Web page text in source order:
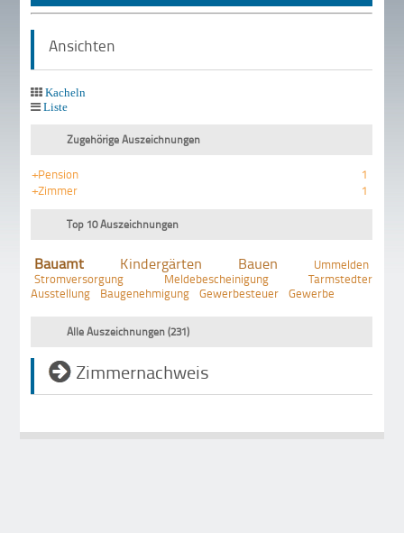
Ansichten
Kacheln
Liste
Zugehörige Auszeichnungen
+Pension
1
+Zimmer
1
Top 10 Auszeichnungen
Bauamt Kindergärten Bauen
Ummelden
Stromversorgung
Meldebescheinigung
Tarmstedter
Ausstellung
Baugenehmigung Gewerbesteuer Gewerbe
Alle Auszeichnungen (231)
Zimmernachweis